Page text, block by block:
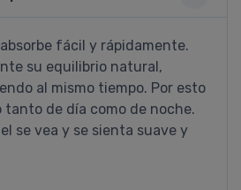
fácil y rápidamente.
su equilibrio natural,
al mismo tiempo. Por esto
tanto de dí­a como de noche.
se vea y se sienta suave y